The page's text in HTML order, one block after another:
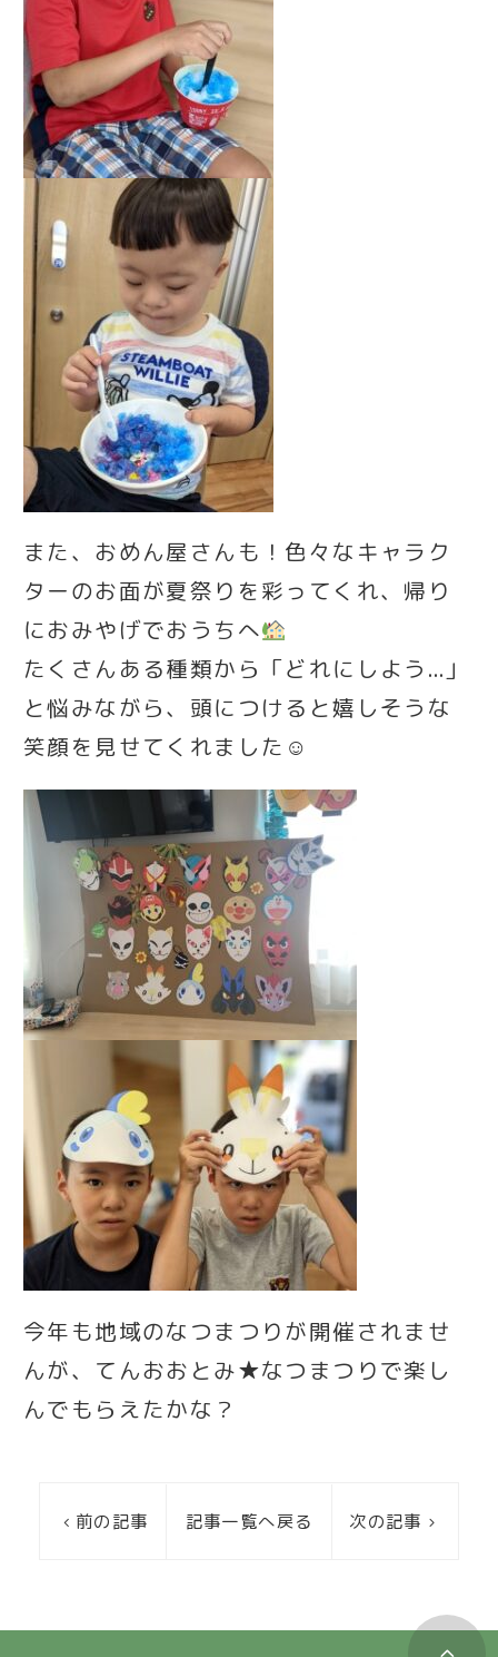
また、おめん屋さんも！色々なキャラク
ターのお面が夏祭りを彩ってくれ、帰り
におみやげでおうちへ
たくさんある種類から「どれにしよう…」
と悩みながら、頭につけると嬉しそうな
笑顔を見せてくれました☺
今年も地域のなつまつりが開催されませ
んが、てんおおとみ★なつまつりで楽し
んでもらえたかな？
前の記事 記事一覧へ戻る 次の記事